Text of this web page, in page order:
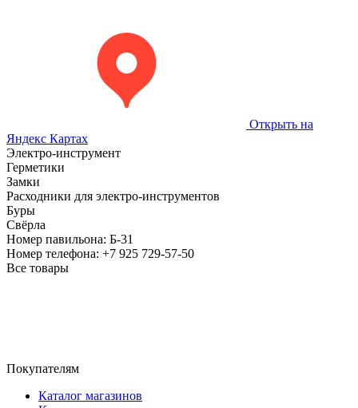
Открыть на
Яндекс Картах
Электро-инструмент
Герметики
Замки
Расходники для электро-инструментов
Буры
Свёрла
Номер павильона: Б-31
Номер телефона: +7 925 729-57-50
Все товары
Покупателям
Каталог магазинов